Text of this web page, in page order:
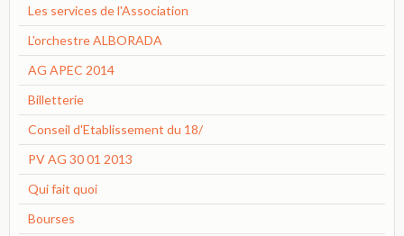
Les services de l'Association
L'orchestre ALBORADA
AG APEC 2014
Billetterie
Conseil d'Etablissement du 18/
PV AG 30 01 2013
Qui fait quoi
Bourses